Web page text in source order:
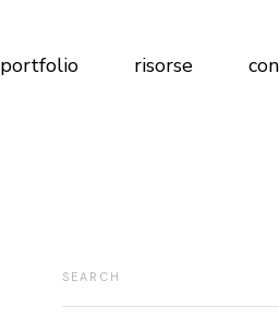
portfolio risorse